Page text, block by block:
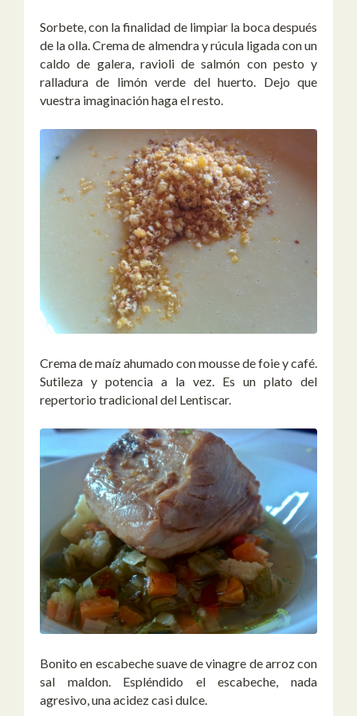
Sorbete, con la finalidad de limpiar la boca después
de la olla. Crema de almendra y rúcula ligada con un
caldo de galera, ravioli de salmón con pesto y
ralladura de limón verde del huerto. Dejo que
vuestra imaginación haga el resto.
Crema de maíz ahumado con mousse de foie y café.
Sutileza y potencia a la vez. Es un plato del
repertorio tradicional del Lentiscar.
Bonito en escabeche suave de vinagre de arroz con
sal maldon. Espléndido el escabeche, nada
agresivo, una acidez casi dulce.